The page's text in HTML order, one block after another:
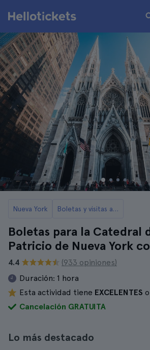
Nueva York Boletas y visitas a la Catedral de San Patricio de Nueva York
Boletas para la Catedral
Patricio de Nueva York
4.4
(933 opiniones)
Duración: 1 hora
Esta actividad tiene EXCELENTES
Cancelación GRATUITA
Lo más destacado